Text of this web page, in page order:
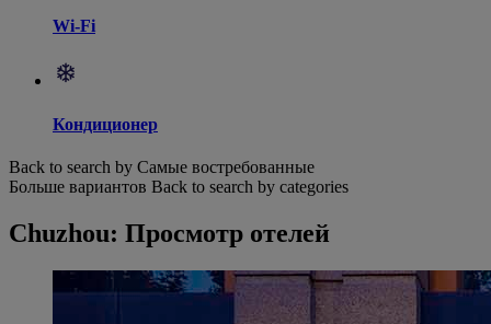
Wi-Fi
Кондиционер
Back to search by Самые востребованные
Больше вариантов Back to search by categories
Chuzhou: Просмотр отелей